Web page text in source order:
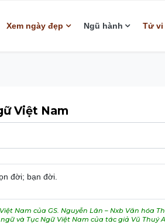
Xem ngày đẹp Ngũ hành Tử vi
Việt Nam
đời; bạn đời.
Nam của GS. Nguyễn Lân – Nxb Văn hóa
và Tục Ngữ Việt Nam của tác giả Vũ Thuý